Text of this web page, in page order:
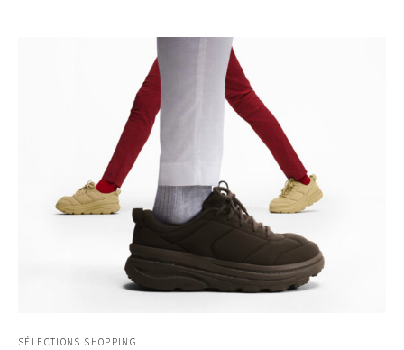
SÉLECTIONS SHOPPING